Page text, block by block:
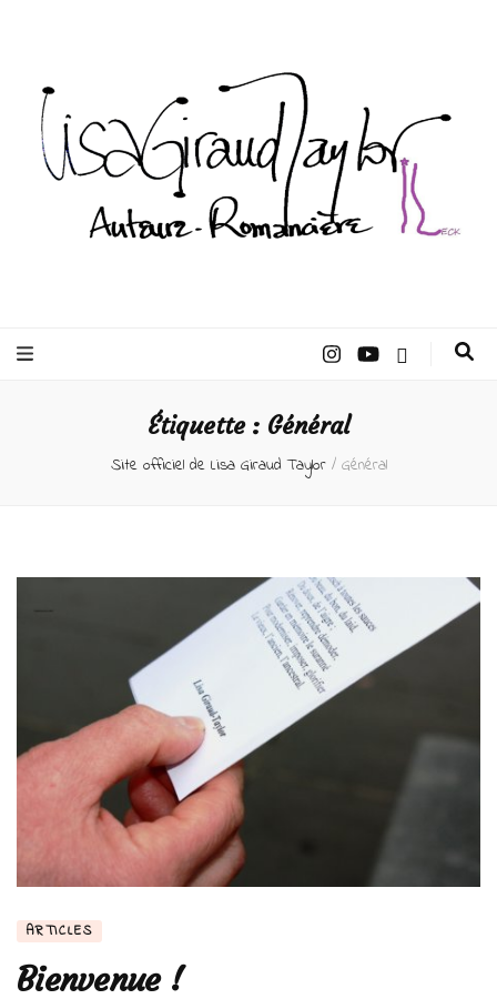
Taylor –
Auteur
Étiquette : Général
Site officiel de Lisa Giraud Taylor / Général
ARTICLES
Bienvenue !